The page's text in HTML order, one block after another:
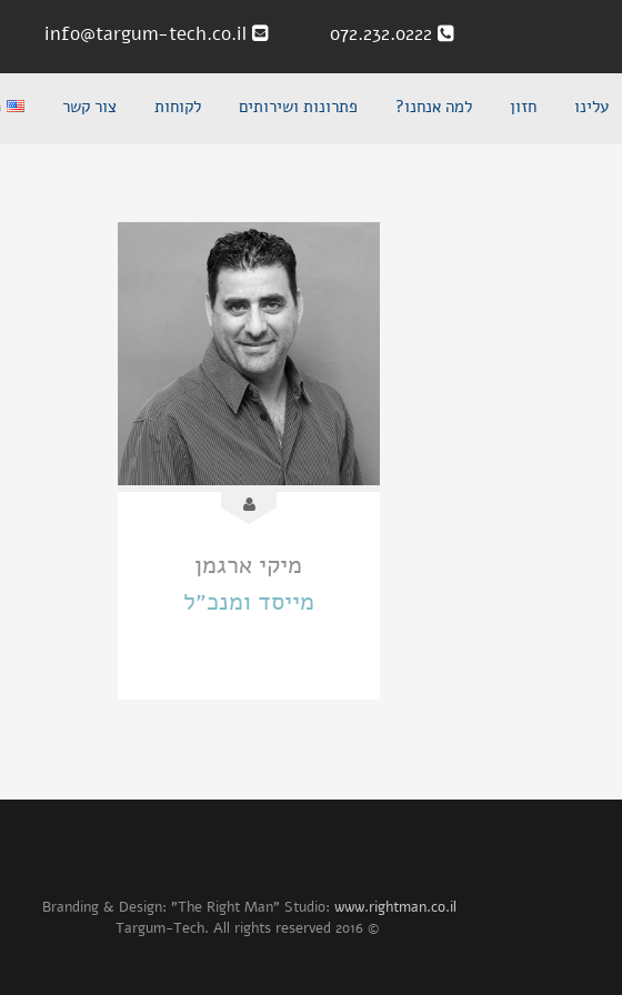
עלינו חזון למה אנחנו? פתרונות ושירותים לקוחות צור קשר
מיקי ארגמן
מייסד ומנכ״ל
Branding & Design: "The Right Man" Studio: www.rightman.co.il
© 2016 Targum-Tech. All rights reserved